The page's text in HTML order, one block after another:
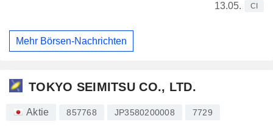
13.05.
CI
Mehr Börsen-Nachrichten
TOKYO SEIMITSU CO., LTD.
Aktie 857768 JP3580200008 7729